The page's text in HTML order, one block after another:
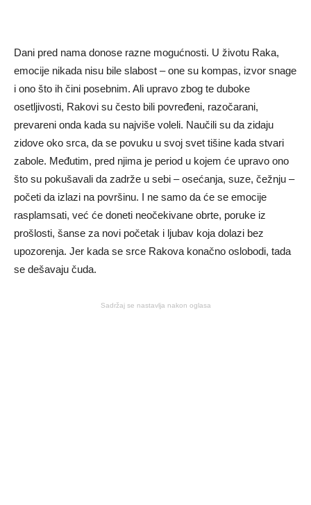
Dani pred nama donose razne mogućnosti. U životu Raka,
emocije nikada nisu bile slabost – one su kompas, izvor snage
i ono što ih čini posebnim. Ali upravo zbog te duboke
osetljivosti, Rakovi su često bili povređeni, razočarani,
prevareni onda kada su najviše voleli. Naučili su da zidaju
zidove oko srca, da se povuku u svoj svet tišine kada stvari
zabole. Međutim, pred njima je period u kojem će upravo ono
što su pokušavali da zadrže u sebi – osećanja, suze, čežnju –
početi da izlazi na površinu. I ne samo da će se emocije
rasplamsati, već će doneti neočekivane obrte, poruke iz
prošlosti, šanse za novi početak i ljubav koja dolazi bez
upozorenja. Jer kada se srce Rakova konačno oslobodi, tada
se dešavaju čuda.
Sadržaj se nastavlja nakon oglasa